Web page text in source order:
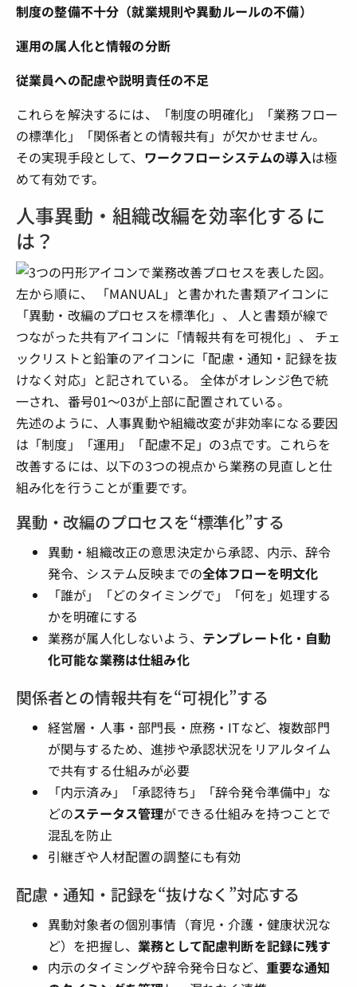
制度の整備不十分（就業規則や異動ルールの不備）
運用の属人化と情報の分断
従業員への配慮や説明責任の不足
これらを解決するには、「制度の明確化」「業務フロー
の標準化」「関係者との情報共有」が欠かせません。
その実現手段として、 ワークフローシステムの導入は極
めて有効です。
人事異動・組織改編を効率化するに
は？
先述のように、人事異動や組織改変が非効率になる要因
は「制度」「運用」「配慮不足」の3点です。これらを
改善するには、以下の3つの視点から業務の見直しと仕
組み化を行うことが重要です。
異動・改編のプロセスを“標準化”する
異動・組織改正の意思決定から承認、内示、辞令
発令、システム反映までの全体フローを明文化
「誰が」「どのタイミングで」「何を」処理する
かを明確にする
業務が属人化しないよう、 テンプレート化・自動
化可能な業務は仕組み化
関係者との情報共有を“可視化”する
経営層・人事・部門長・庶務・ITなど、複数部門
が関与するため、進捗や承認状況をリアルタイム
で共有する仕組みが必要
「内示済み」「承認待ち」「辞令発令準備中」な
どのステータス管理ができる仕組みを持つことで
混乱を防止
引継ぎや人材配置の調整にも有効
配慮・通知・記録を“抜けなく”対応する
異動対象者の個別事情（育児・介護・健康状況な
ど）を把握し、業務として配慮判断を記録に残す
内示のタイミングや辞令発令日など、 重要な通知